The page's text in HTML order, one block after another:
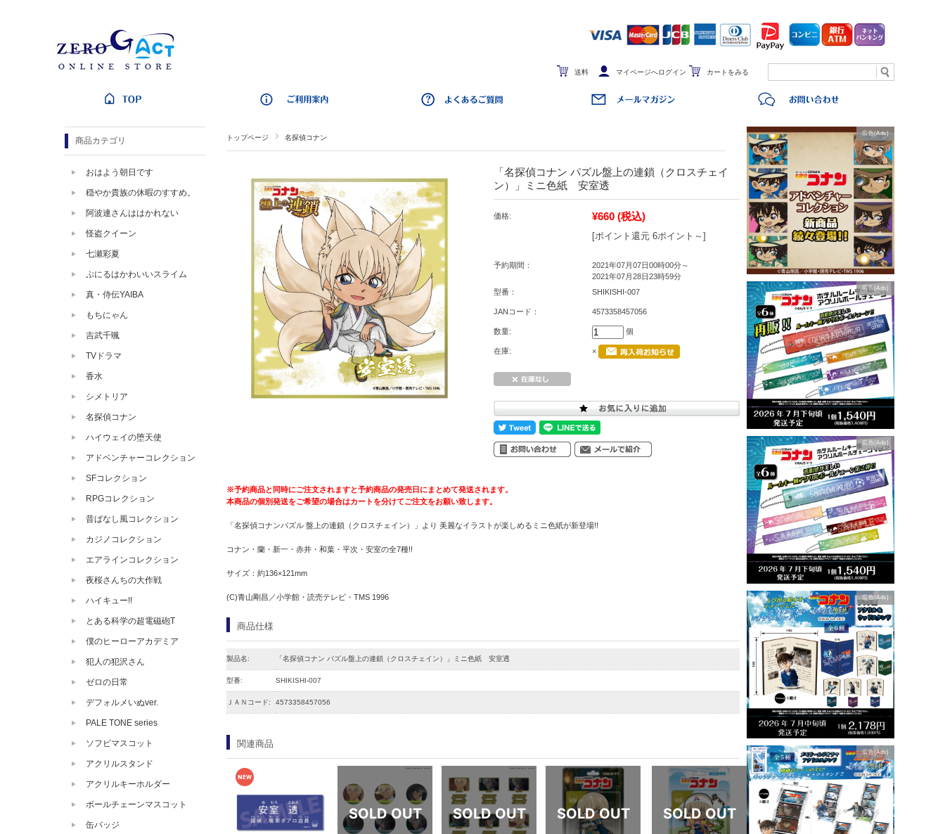
送料 マイページへログイン カートをみる
広告(Ads)
広告(Ads)
広告(Ads)
広告(Ads)
広告(Ads)
トップページ 名探偵コナン
「名探偵コナン パズル盤上の連鎖（クロスチェイ
ン）」ミニ色紙 安室透
価格: ¥660 (税込)
[ポイント還元 6ポイント～]
予約期間：
2021年07月07日00時00分～
2021年07月28日23時59分
型番：
SHIKISHI-007
JANコード： 4573358457056
数量: 個
在庫: ×
※予約商品と同時にご注文されますと予約商品の発売日にまとめて発送されます。
本商品の個別発送をご希望の場合はカートを分けてご注文をお願い致します。
「名探偵コナンパズル 盤上の連鎖（クロスチェイン）」より 美麗なイラストが楽しめるミニ色紙が新登場!!
コナン・蘭・新一・赤井・和葉・平次・安室の全7種!!
サイズ：約136×121mm
(C)青山剛昌／小学館・読売テレビ・TMS 1996
商品仕様
製品名: 「名探偵コナン パズル盤上の連鎖（クロスチェイン）」ミニ色紙 安室透
型番: SHIKISHI-007
ＪＡＮコード: 4573358457056
関連商品
商品カテゴリ
おはよう朝日です
穏やか貴族の休暇のすすめ。
阿波連さんははかれない
怪盗クイーン
七瀬彩夏
ぷにるはかわいいスライム
真・侍伝YAIBA
もちにゃん
吉武千颯
TVドラマ
香水
シメトリア
名探偵コナン
ハイウェイの堕天使
アドベンチャーコレクション
SFコレクション
RPGコレクション
昔ばなし風コレクション
カジノコレクション
エアラインコレクション
夜桜さんちの大作戦
ハイキュー!!
とある科学の超電磁砲T
僕のヒーローアカデミア
犯人の犯沢さん
ゼロの日常
デフォルメいぬver.
PALE TONE series
ソフビマスコット
アクリルスタンド
アクリルキーホルダー
ボールチェーンマスコット
缶バッジ